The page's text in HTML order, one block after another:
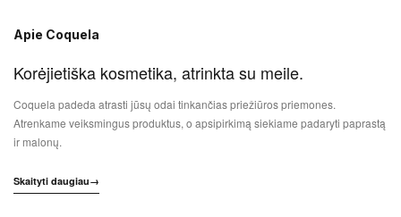
Apie Coquela
Korėjietiška kosmetika, atrinkta su meile.
Coquela padeda atrasti jūsų odai tinkančias priežiūros priemones.
Atrenkame veiksmingus produktus, o apsipirkimą siekiame padaryti paprastą
ir malonų.
Skaityti daugiau→